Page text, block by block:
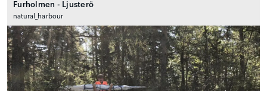
Furholmen - Ljusterö
natural_harbour